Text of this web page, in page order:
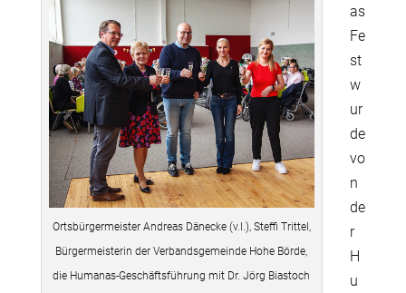
Ortsbürgermeister Andreas Dänecke (v.l.), Steffi Trittel,
Bürgermeisterin der Verbandsgemeinde Hohe Börde,
die Humanas-Geschäftsführung mit Dr. Jörg Biastoch
as
Fe
st
w
ur
de
vo
n
de
r
H
u